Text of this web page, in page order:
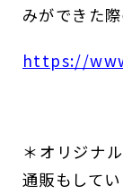
みができた
https://
＊オリジナ
通販もして